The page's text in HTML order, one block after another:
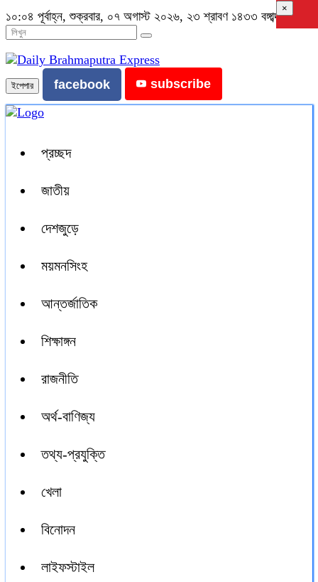
১০:০৪ পূর্বাহ্ন, শুক্রবার, ০৭ অগাস্ট ২০২৬, ২৩ শ্রাবণ ১৪৩৩ বঙ্গাব্দ
ইপেপার facebook subscribe
প্রচ্ছদ
জাতীয়
দেশজুড়ে
ময়মনসিংহ
আন্তর্জাতিক
শিক্ষাঙ্গন
রাজনীতি
অর্থ-বাণিজ্য
তথ্য-প্রযুক্তি
খেলা
বিনোদন
লাইফস্টাইল
×